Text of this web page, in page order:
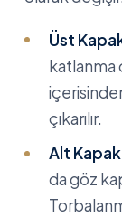
Üst
katlanma
çıkarılır.
Alt
da göz